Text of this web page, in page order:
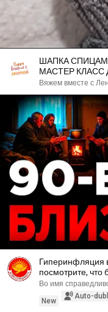
ШАПКА СПИЦАМИ. МУЖСКАЯ .
МАСТЕР КЛАСС
Вяжем вместе с
Гиперинфляция
посмотрите, что
совсем скоро!
Во имя
New
Auto-